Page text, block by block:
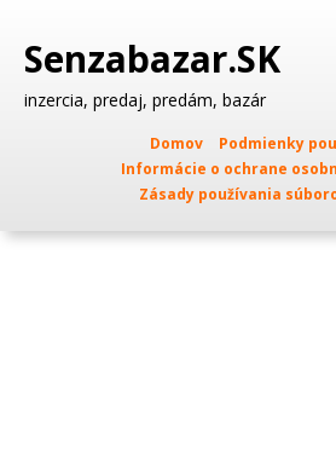
Senzabazar.SK
inzercia, predaj, predám, bazár
Domov
Podmienky
Informácie o ochrane
Zásady používania